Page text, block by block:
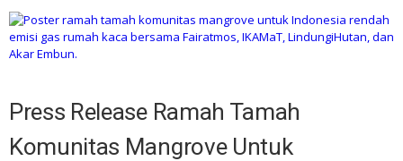
Press Release Ramah Tamah
Komunitas Mangrove Untuk